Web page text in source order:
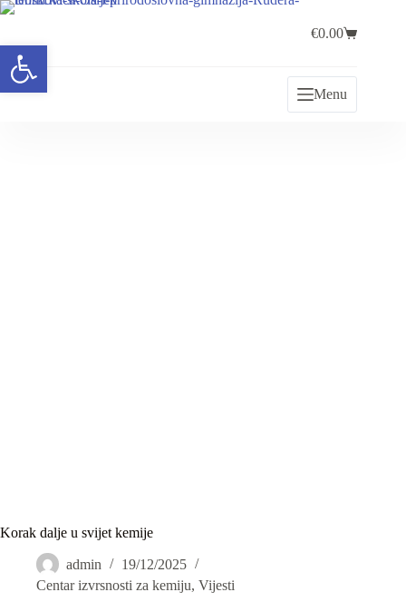
Open toolbar
€0.00
Menu
Korak dalje u svijet kemije
admin
19/12/2025
Centar izvrsnosti za kemiju, Vijesti